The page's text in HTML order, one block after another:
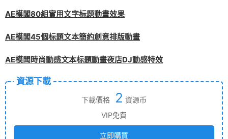
AE模闆80組實用文字标題動畫效果
AE模闆45個标題文本簡約創意排版動畫
AE模闆時尚動感文本标題動畫夜店DJ動感特效
資源下載
下載價格 2 資源币
VIP免費
立即購買